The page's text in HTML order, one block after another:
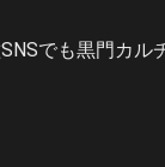
でも黒門カル